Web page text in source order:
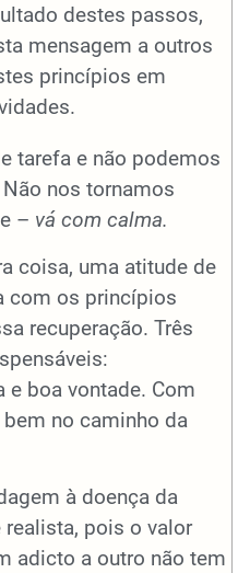
destes passos,
mensagem a outros
princípios em
tarefa e não podemos
nos tornamos
– vá com calma.
coisa, uma atitude de
com os princípios
recuperação. Três
e boa vontade. Com
no caminho da
à doença da
pois o valor
adicto a outro não tem